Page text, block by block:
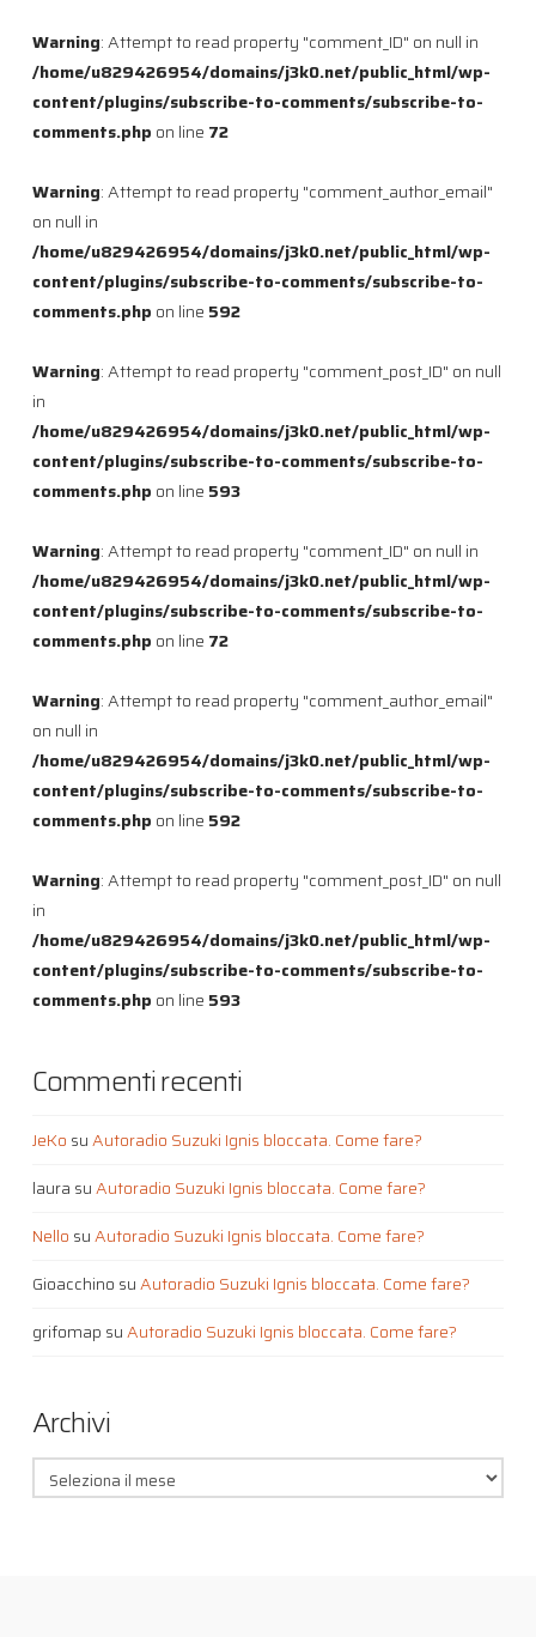
Warning: Attempt to read property "comment_ID" on null in
/home/u829426954/domains/j3k0.net/public_html/wp-
content/plugins/subscribe-to-comments/subscribe-to-
comments.php on line 72
Warning: Attempt to read property "comment_author_email"
on null in
/home/u829426954/domains/j3k0.net/public_html/wp-
content/plugins/subscribe-to-comments/subscribe-to-
comments.php on line 592
Warning: Attempt to read property "comment_post_ID" on null
in
/home/u829426954/domains/j3k0.net/public_html/wp-
content/plugins/subscribe-to-comments/subscribe-to-
comments.php on line 593
Warning: Attempt to read property "comment_ID" on null in
/home/u829426954/domains/j3k0.net/public_html/wp-
content/plugins/subscribe-to-comments/subscribe-to-
comments.php on line 72
Warning: Attempt to read property "comment_author_email"
on null in
/home/u829426954/domains/j3k0.net/public_html/wp-
content/plugins/subscribe-to-comments/subscribe-to-
comments.php on line 592
Warning: Attempt to read property "comment_post_ID" on null
in
/home/u829426954/domains/j3k0.net/public_html/wp-
content/plugins/subscribe-to-comments/subscribe-to-
comments.php on line 593
Commenti recenti
JeKo suAutoradio Suzuki Ignis bloccata. Come fare?
laura suAutoradio Suzuki Ignis bloccata. Come fare?
Nello suAutoradio Suzuki Ignis bloccata. Come fare?
Gioacchino suAutoradio Suzuki Ignis bloccata. Come fare?
grifomap suAutoradio Suzuki Ignis bloccata. Come fare?
Archivi
Archivi